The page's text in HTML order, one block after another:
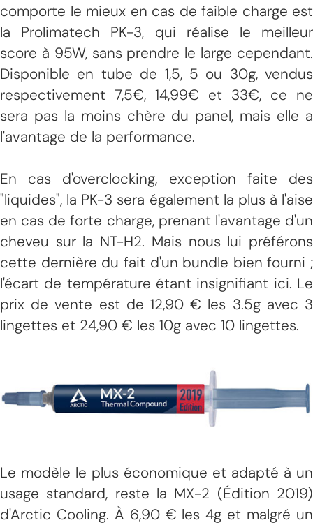
comporte le mieux en cas de faible charge est
la Prolimatech PK-3, qui réalise le meilleur
score à 95W, sans prendre le large cependant.
Disponible en tube de 1,5, 5 ou 30g, vendus
respectivement 7,5€, 14,99€ et 33€, ce ne
sera pas la moins chère du panel, mais elle a
l'avantage de la performance.
En cas d'overclocking, exception faite des
"liquides", la PK-3 sera également la plus à l'aise
en cas de forte charge, prenant l'avantage d'un
cheveu sur la NT-H2. Mais nous lui préférons
cette dernière du fait d'un bundle bien fourni ;
l'écart de température étant insignifiant ici. Le
prix de vente est de 12,90 € les 3.5g avec 3
lingettes et 24,90 € les 10g avec 10 lingettes.
Le modèle le plus économique et adapté à un
usage standard, reste la MX-2 (Édition 2019)
d'Arctic Cooling. À 6,90 € les 4g et malgré un